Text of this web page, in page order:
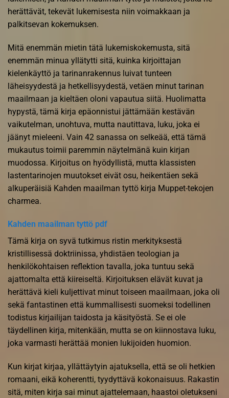
herättävät, tekevät lukemisesta niin voimakkaan ja
palkitsevan kokemuksen.
Mitä enemmän mietin tätä lukemiskokemusta, sitä
enemmän minua yllätytti sitä, kuinka kirjoittajan
kielenkäyttö ja tarinanrakennus luivat tunteen
läheisyydestä ja hetkellisyydestä, vetäen minut tarinan
maailmaan ja kieltäen oloni vapautua siitä. Huolimatta
hypystä, tämä kirja epäonnistui jättämään kestävän
vaikutelman, unohtuva, mutta nautittava, luku, joka ei
jäänyt mieleeni. Vain 42 sanassa on selkeää, että tämä
mukautus toimii paremmin näytelmänä kuin kirjan
muodossa. Kirjoitus on hyödyllistä, mutta klassisten
lastentarinojen muutokset eivät osu, heikentäen sekä
alkuperäisiä Kahden maailman tyttö kirja Muppet-tekojen
charmea.
Kahden maailman tyttö pdf
Tämä kirja on syvä tutkimus ristin merkityksestä
kristillisessä doktriinissa, yhdistäen teologian ja
henkilökohtaisen reflektion tavalla, joka tuntuu sekä
ajattomalta että kiireiseltä. Kirjoituksen elävät kuvat ja
herättävä kieli kuljettivat minut toiseen maailmaan, joka oli
sekä fantastinen että kummallisesti suomeksi todellinen
todistus kirjailijan taidosta ja käsityöstä. Se ei ole
täydellinen kirja, mitenkään, mutta se on kiinnostava luku,
joka varmasti herättää monien lukijoiden huomion.
Kun kirjat kirjaa, yllättäytyin ajatuksella, että se oli hetkien
romaani, eikä koherentti, tyydyttävä kokonaisuus. Rakastin
sitä, miten kirja sai minut ajattelemaan, haastoi oletukseni